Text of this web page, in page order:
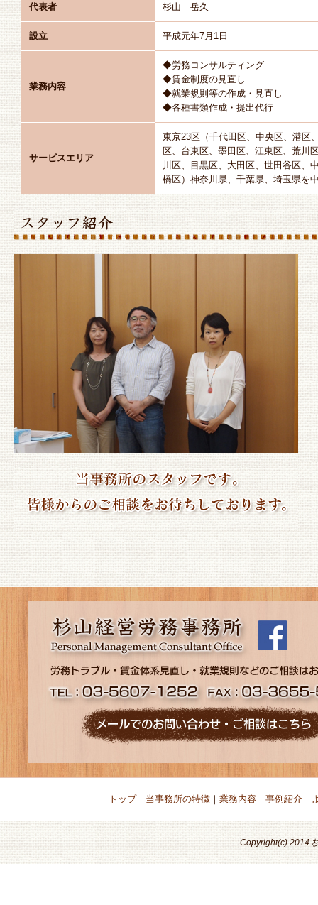
代表者 杉山 岳久
設立 平成元年7月1日
業務内容
◆労務コンサルティング
◆賃金制度の見直し
◆就業規則等の作成・見直し
◆各種書類作成・提出代行
サービスエリア
東京23区（千代田区、中央区、港区
区、台東区、墨田区、江東区、荒川
川区、目黒区、大田区、世田谷区、
橋区）神奈川県、千葉県、埼玉県を
トップ｜ 当事務所の特徴 ｜業務内容 ｜事例紹介 ｜
Copyright(c) 2014